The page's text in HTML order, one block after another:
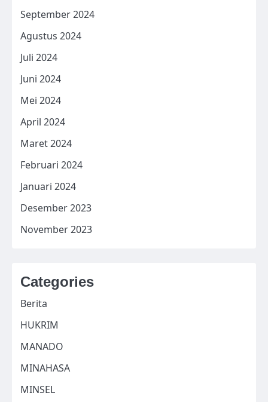
September 2024
Agustus 2024
Juli 2024
Juni 2024
Mei 2024
April 2024
Maret 2024
Februari 2024
Januari 2024
Desember 2023
November 2023
Categories
Berita
HUKRIM
MANADO
MINAHASA
MINSEL